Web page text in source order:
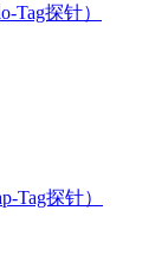
Tag探针）
Tag探针）